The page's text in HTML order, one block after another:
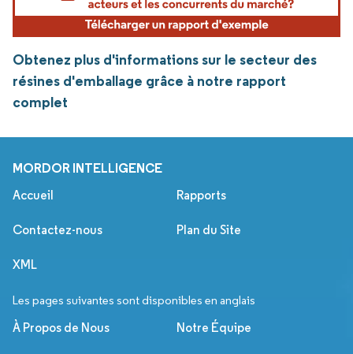
Obtenez plus d'informations sur le secteur des
résines d'emballage grâce à notre rapport
complet
MORDOR INTELLIGENCE
Accueil Rapports
Contactez-nous Plan du Site
XML
Les pages suivantes sont disponibles en anglais
À Propos de Nous Notre Équipe